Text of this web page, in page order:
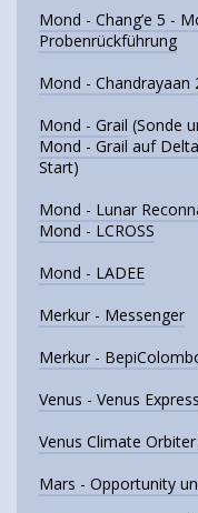
Mond - Chang’e 5 -
Probenrückführung
Mond - Chandrayaan
Mond - Grail (Sonde
Mond - Grail auf
Start)
Mond - Lunar
Mond - LCROSS
Mond - LADEE
Merkur - Messenger
Merkur -
Venus - Venus Express
Venus Climate
Mars - Opportunity